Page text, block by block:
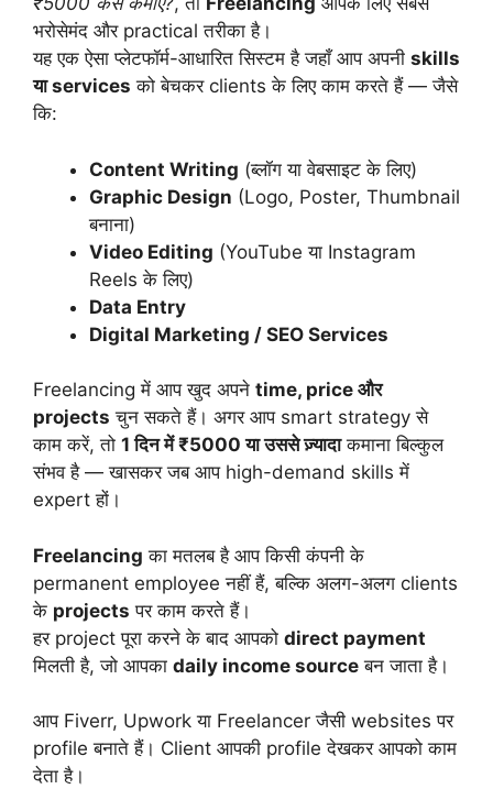
भरोसेमंद और practical तरीका है।
यह एक ऐसा प्लेटफॉर्म-आधारित सिस्टम है जहाँ आप अपनी skills
या services को बेचकर clients के लिए काम करते हैं — जैसे
कि:
Content Writing (ब्लॉग या वेबसाइट के लिए)
Graphic Design (Logo, Poster, Thumbnail
बनाना)
Video Editing (YouTube या Instagram
Reels के लिए)
Data Entry
Digital Marketing / SEO Services
Freelancing में आप खुद अपने time, price और
projects चुन सकते हैं। अगर आप smart strategy से
काम करें, तो 1 दिन में ₹5000 या उससे ज़्यादाकमाना बिल्कुल
संभव है — खासकर जब आप high-demand skills में
expert हों।
Freelancing का मतलब है आप किसी कंपनी के
permanent employee नहीं हैं, बल्कि अलग-अलग clients
के projects पर काम करते हैं।
हर project पूरा करने के बाद आपको direct payment
मिलती है, जो आपका daily income source बन जाता है।
आप Fiverr, Upwork या Freelancer जैसी websites पर
profile बनाते हैं। Client आपकी profile देखकर आपको काम
देता है।